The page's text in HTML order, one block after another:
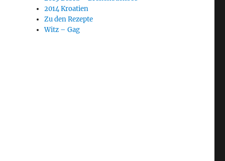
2014 Kroatien
Zu den Rezepte
Witz – Gag